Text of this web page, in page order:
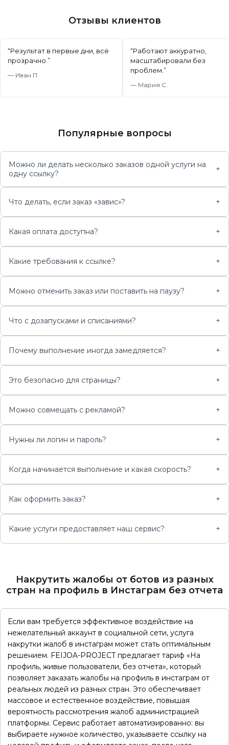
Накрутить жалобы от ботов из разных
стран на профиль в Инстаграм без отчета
Если вам требуется эффективное воздействие на
нежелательный аккаунт в социальной сети, услуга
накрутки жалоб в инстаграм может стать оптимальным
решением. FEIJOA-PROJECT предлагает тариф «На
профиль, живые пользователи, без отчета», который
позволяет заказать жалобы на профиль в инстаграм от
реальных людей из разных стран. Это обеспечивает
массовое и естественное воздействие, повышая
вероятность рассмотрения жалоб администрацией
платформы. Сервис работает автоматизированно: вы
выбираете нужное количество, указываете ссылку на
Отзывы клиентов
“Результат в первые дни, всё
прозрачно. ”
— Иван П.
“Работают аккуратно,
масштабировали без
проблем. ”
— Мария С.
Популярные вопросы
Можно ли делать несколько заказов одной услуги на
одну ссылку?
+
Что делать, если заказ «завис»? +
Какая оплата доступна? +
Какие требования к ссылке? +
Можно отменить заказ или поставить на паузу? +
Что с дозапусками и списаниями? +
Почему выполнение иногда замедляется? +
Это безопасно для страницы? +
Можно совмещать с рекламой? +
Нужны ли логин и пароль? +
Когда начинается выполнение и какая скорость? +
Как оформить заказ? +
Какие услуги предоставляет наш сервис? +